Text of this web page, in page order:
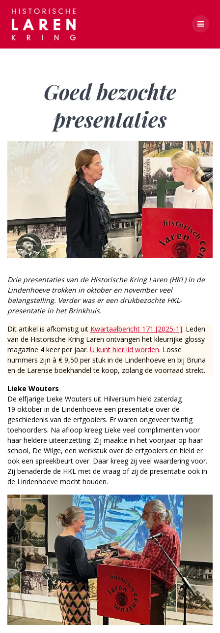
Goed bezochte
presentaties
Drie presentaties van de Historische Kring Laren (HKL) in de
Lindenhoeve trokken in oktober en november veel
belangstelling. Verder was er een drukbezochte HKL-
presentatie in het Brinkhuis.
Dit artikel is afkomstig uit Kwartaalbericht 171 [2025-1]. Leden
van de Historische Kring Laren ontvangen het kleurrijke glossy
magazine 4 keer per jaar. U kunt hier lid worden. Losse
nummers zijn à € 9,50 per stuk in de Lindenhoeve en bij Bruna
en de Larense boekhandel te koop, zolang de voorraad strekt.
Lieke Wouters
De elfjarige Lieke Wouters uit Hilversum hield zaterdag
19 oktober in de Lindenhoeve een presentatie over de
geschiedenis van de erfgooiers. Er waren ongeveer twintig
toehoorders. Na afloop kreeg Lieke veel complimenten voor
haar heldere uiteenzetting. Zij maakte in het voorjaar op haar
school, De Wilge, een werkstuk over de erfgooiers en hield er
ook een spreekbeurt over. Daar kreeg zij veel waardering voor.
Zij benaderde de HKL met de vraag of zij de presentatie ook in
de Lindenhoeve mocht houden.